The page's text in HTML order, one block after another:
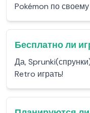
Pokémon по своему
Бесплатно ли
Да,
Retro играть!